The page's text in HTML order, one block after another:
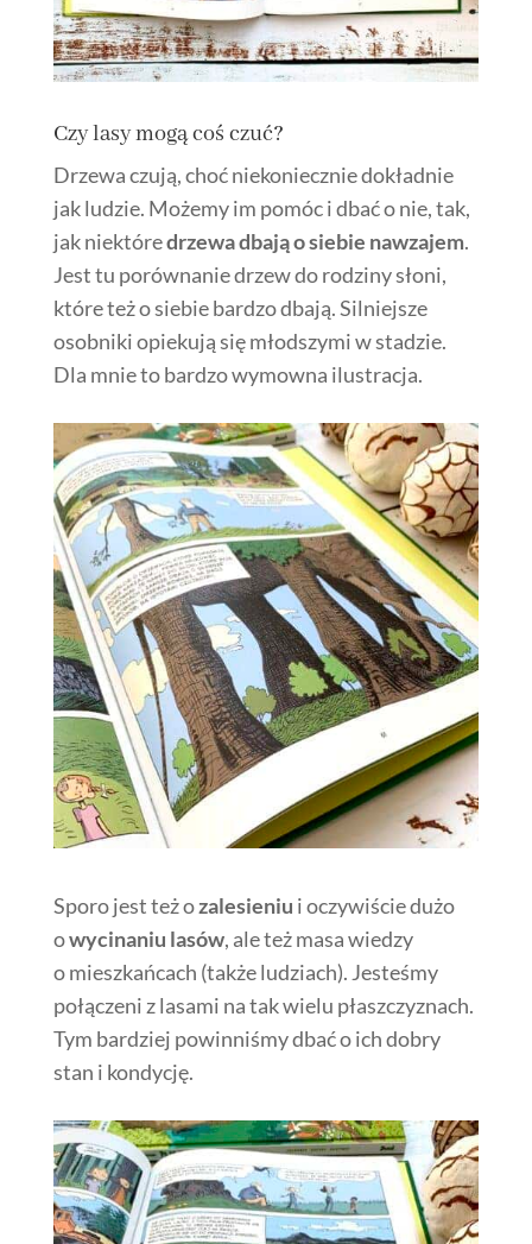
Czy lasy mogą coś czuć?
Drzewa czują, choć niekoniecznie dokładnie
jak ludzie. Możemy im pomóc i dbać o nie, tak,
jak niektóredrzewa dbają o siebie nawzajem.
Jest tu porównanie drzew do rodziny słoni,
które też o siebie bardzo dbają. Silniejsze
osobniki opiekują się młodszymi w stadzie.
Dla mnie to bardzo wymowna ilustracja.
Sporo jest też ozalesieniu i oczywiście dużo
owycinaniu lasów, ale też masa wiedzy
o mieszkańcach (także ludziach). Jesteśmy
połączeni z lasami na tak wielu płaszczyznach.
Tym bardziej powinniśmy dbać o ich dobry
stan i kondycję.